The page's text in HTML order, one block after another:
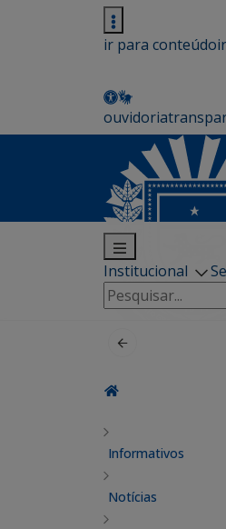
ir para conteúdo
ouvidoria
Institucional
Pesquisar
por:
Informativos
Notícias